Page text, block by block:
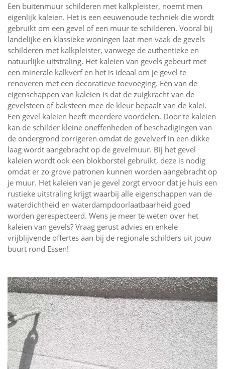
Een buitenmuur schilderen met kalkpleister, noemt men
eigenlijk kaleien. Het is een eeuwenoude techniek die wordt
gebruikt om een gevel of een muur te schilderen. Vooral bij
landelijke en klassieke woningen laat men vaak de gevels
schilderen met kalkpleister, vanwege de authentieke en
natuurlijke uitstraling. Het kaleien van gevels gebeurt met
een minerale kalkverf en het is ideaal om je gevel te
renoveren met een decoratieve toevoeging. Eén van de
eigenschappen van kaleien is dat de zuigkracht van de
gevelsteen of baksteen mee de kleur bepaalt van de kalei.
Een gevel kaleien heeft meerdere voordelen. Door te kaleien
kan de schilder kleine oneffenheden of beschadigingen van
de ondergrond corrigeren omdat de gevelverf in een dikke
laag wordt aangebracht op de gevelmuur. Bij het gevel
kaleien wordt ook een blokborstel gebruikt, deze is nodig
omdat er zo grove patronen kunnen worden aangebracht op
je muur. Het kaleien van je gevel zorgt ervoor dat je huis een
rustieke uitstraling krijgt waarbij alle eigenschappen van de
waterdichtheid en waterdampdoorlaatbaarheid goed
worden gerespecteerd. Wens je meer te weten over het
kaleien van gevels? Vraag gerust advies en enkele
vrijblijvende offertes aan bij de regionale schilders uit jouw
buurt rond Essen!